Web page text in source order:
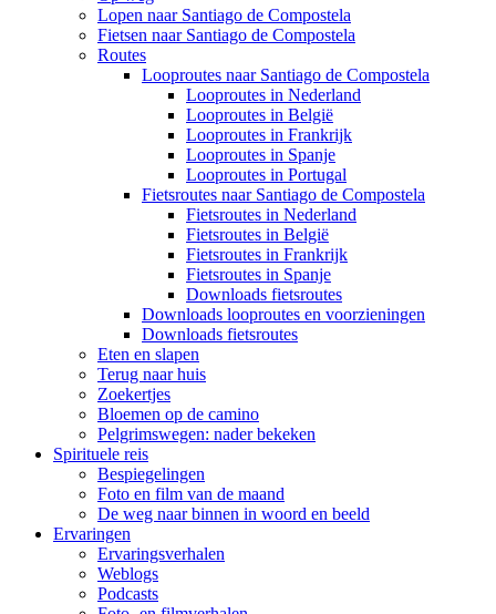
Lopen naar Santiago de Compostela
Fietsen naar Santiago de Compostela
Routes
Looproutes naar Santiago de Compostela
Looproutes in Nederland
Looproutes in België
Looproutes in Frankrijk
Looproutes in Spanje
Looproutes in Portugal
Fietsroutes naar Santiago de Compostela
Fietsroutes in Nederland
Fietsroutes in België
Fietsroutes in Frankrijk
Fietsroutes in Spanje
Downloads fietsroutes
Downloads looproutes en voorzieningen
Downloads fietsroutes
Eten en slapen
Terug naar huis
Zoekertjes
Bloemen op de camino
Pelgrimswegen: nader bekeken
Spirituele reis
Bespiegelingen
Foto en film van de maand
De weg naar binnen in woord en beeld
Ervaringen
Ervaringsverhalen
Weblogs
Podcasts